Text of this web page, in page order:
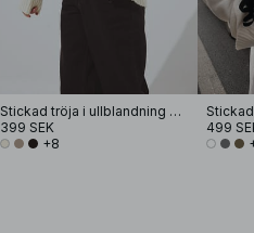
Stickad tröja i ullblandning med rund halsringning
399 SEK
+8
499